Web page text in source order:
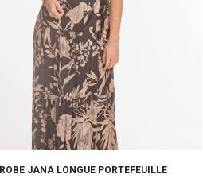
ROBE JANA LONGUE PORTEFEUILLE